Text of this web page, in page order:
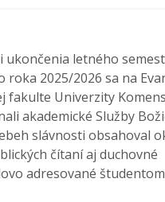
ukončenia letného
roka 2025/2026 sa na
fakulte Univerzity
akademické Služby
slávnosti obsahoval
čítaní aj duchovné
adresované